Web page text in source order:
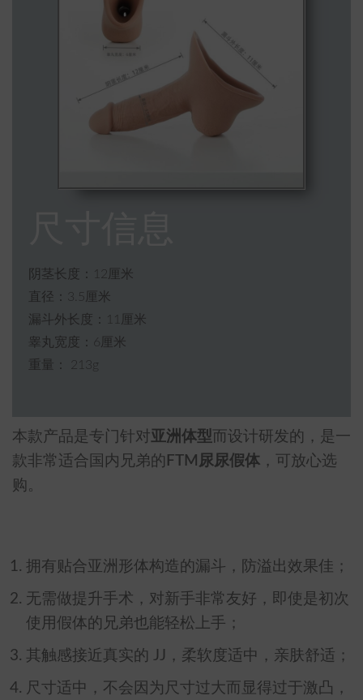
阴茎长度：12厘米
直径：3.5厘米
漏斗外长度：11厘米
睾丸宽度：6厘米
重量： 213g
本款产品是专门针对亚洲体型而设计研发的，是一
款非常适合国内兄弟的 FTM尿尿假体 ，可放心选
购。
拥有贴合亚洲形体构造的漏斗，防溢出效果佳；
无需做提升手术，对新手非常友好，即使是初次
使用假体的兄弟也能轻松上手；
其触感接近真实的 JJ，柔软度适中，亲肤舒适；
尺寸适中，不会因为尺寸过大而显得过于激凸，